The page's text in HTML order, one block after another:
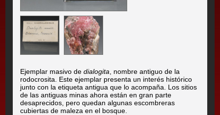
Ejemplar masivo dedialogita , nombre antiguo de la
rodocrosita. Este ejemplar presenta un interés histórico
junto con la etiqueta antigua que lo acompaña. Los sitios
de las antiguas minas ahora están en gran parte
desaprecidos, pero quedan algunas escombreras
cubiertas de maleza en el bosque.